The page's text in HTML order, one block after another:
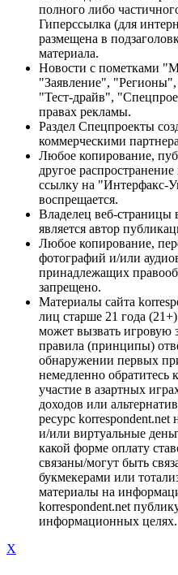
полного либо
Гиперссылка (для
размещена в
материала.
Новости с пометками
"Заявление",
"Тест-драйв",
правах рекламы.
Раздел Спецпроекты
коммерческими
Любое копирование,
другое
ссылку на "Интерфакс-
воспрещается.
Владелец веб-страницы
является автор
Любое копирование,
фотографий и/или
принадлежащих
запрещено.
Материалы сайта
лиц старше 21 года
может вызвать игровую
правила (принципы)
обнаружении первых
немедленно обратитесь
участие в азартных
доходов или
ресурс
и/или виртуальные
какой форме оплату
связаны/могут быть
букмекерами или
материалы на
korrespondent.net
информационных целях.
X